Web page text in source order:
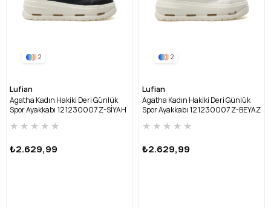
2
Lufian
Agatha Kadın Hakiki Deri Günlük
Spor Ayakkabı 121230007 Z-SİYAH
★ ★ ★ ★ ★
₺2.629,99
2
Lufian
Agatha Kadın Hakiki Deri Günlük
Spor Ayakkabı 121230007 Z-BEYAZ
★ ★ ★ ★ ★
₺2.629,99